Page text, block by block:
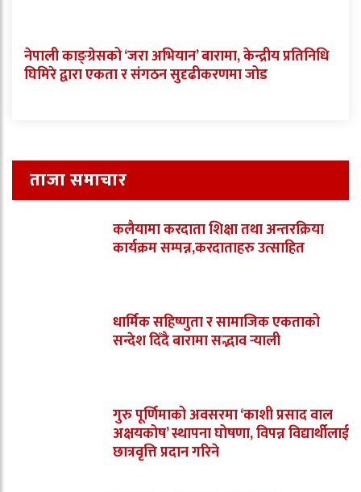
नेपाली काङ्ग्रेसको ‘जरा अभियान’ बारामा, केन्द्रीय प्रतिनिधि
घिमिरे द्वारा एकता र संगठन सुदृढीकरणमा जोड
ताजा समाचार
कलैयामा करदाता शिक्षा तथा अन्तरक्रिया
कार्यक्रम सम्पन्न,करदाताहरु उत्साहित
धार्मिक सहिष्णुता र सामाजिक एकताको
सन्देश दिँदै बारामा सद्भाव र्‍याली
गुरु पूर्णिमाको अवसरमा ‘काशी प्रसाद वाल
अक्षयकोष’ स्थापना घोषणा, विपन्न विद्यार्थीलाई
छात्रवृत्ति प्रदान गरिने